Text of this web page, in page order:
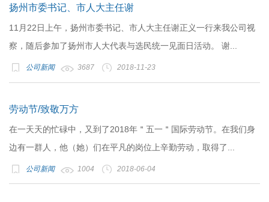
扬州市委书记、市人大主任谢
11月22日上午，扬州市委书记、市人大主任谢正义一行来我公司视
察，随后参加了扬州市人大代表与选民统一见面日活动。 谢...
公司新闻 3687 2018-11-23
劳动节/致敬万方
在一天天的忙碌中，又到了2018年＂五一＂国际劳动节。在我们身
边有一群人，他（她）们在平凡的岗位上辛勤劳动，取得了...
公司新闻 1004 2018-06-04